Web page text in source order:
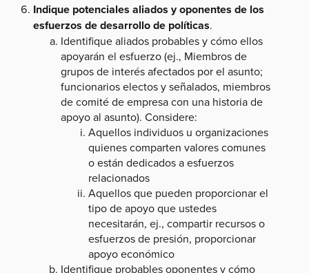
Indique potenciales aliados y oponentes de los
esfuerzos de desarrollo de políticas.
Identifique aliados probables y cómo ellos
apoyarán el esfuerzo (ej., Miembros de
grupos de interés afectados por el asunto;
funcionarios electos y señalados, miembros
de comité de empresa con una historia de
apoyo al asunto). Considere:
Aquellos individuos u organizaciones
quienes comparten valores comunes
o están dedicados a esfuerzos
relacionados
Aquellos que pueden proporcionar el
tipo de apoyo que ustedes
necesitarán, ej., compartir recursos o
esfuerzos de presión, proporcionar
apoyo económico
Identifique probables oponentes y cómo